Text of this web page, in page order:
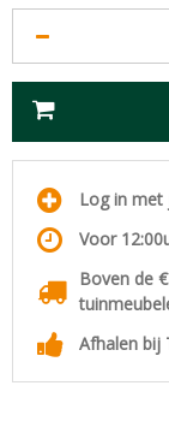
Log in met
Voor
Boven de
Afhalen bij